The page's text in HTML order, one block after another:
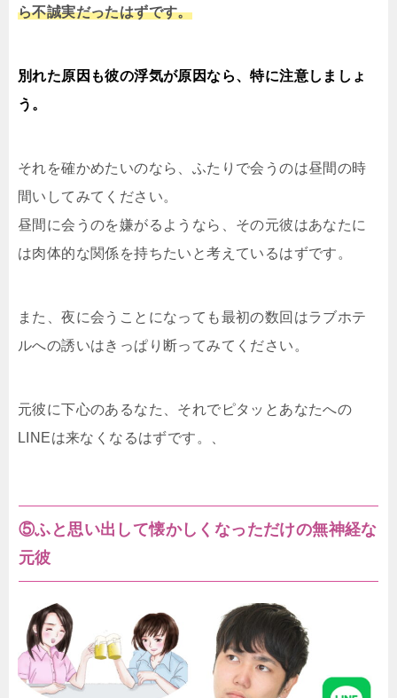
ら不誠実だったはずです。
別れた原因も彼の浮気が原因なら、特に注意しましょ
う。
それを確かめたいのなら、ふたりで会うのは昼間の時
間いしてみてください。
昼間に会うのを嫌がるようなら、その元彼はあなたに
は肉体的な関係を持ちたいと考えているはずです。
また、夜に会うことになっても最初の数回はラブホテ
ルへの誘いはきっぱり断ってみてください。
元彼に下心のあるなた、それでピタッとあなたへの
LINEは来なくなるはずです。、
⑤ふと思い出して懐かしくなっただけの無神経な
元彼